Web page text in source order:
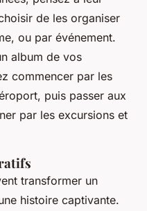
de les organiser
ou par événement.
album de vos
commencer par les
puis passer aux
par les excursions et
transformer un
histoire captivante.